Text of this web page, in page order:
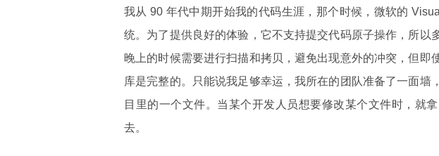
我从 90 年代中期开始我的代码生涯，那个时候，微软的
统。为了提供良好的体验，它不支持提交代码原子操作，所以
晚上的时候需要进行扫描和拷贝，避免出现意外的冲突，但即
库是完整的。只能说我足够幸运，我所在的团队准备了一面墙
目里的一个文件。当某个开发人员想要修改某个文件时，就
去。